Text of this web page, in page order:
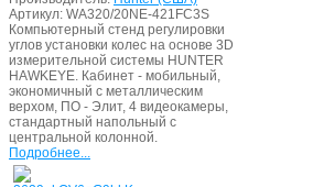
Артикул: WA320/20NE-421FC3S
Компьютерный стенд регулировки
углов установки колес на основе 3D
измерительной системы HUNTER
HAWKEYE. Кабинет - мобильный,
экономичный с металлическим
верхом, ПО - Элит, 4 видеокамеры,
стандартный напольный с
центральной колонной.
Подробнее...